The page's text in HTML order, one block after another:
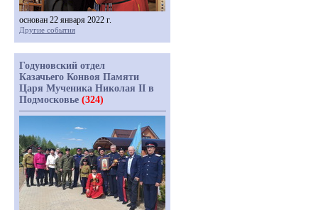
основан 22 января 2022 г.
Другие события
Годуновский отдел
Казачьего Конвоя Памяти
Царя Мученика Николая II в
Подмосковье (324)